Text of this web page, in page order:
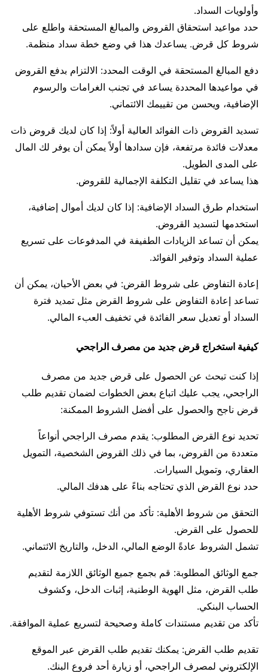
وأولويات السداد.
حدد مواعيد استحقاق القروض والمبالغ المستحقة واطلع على
شروط كل قرض. يساعدك هذا في وضع خطة سداد منظمة.
دفع المبالغ المستحقة في الوقت المحدد: الالتزام بدفع القروض
في مواعيدها المحددة يساعد في تجنب الغرامات والرسوم
الإضافية، ويحسن من تقييمك الائتماني.
تسديد القروض ذات الفوائد العالية أولاً: إذا كان لديك قروض ذات
معدلات فائدة مرتفعة، فإن سدادها أولاً يمكن أن يوفر لك المال
على المدى الطويل.
هذا يساعد في تقليل التكلفة الإجمالية للقروض.
استخدام طرق السداد الإضافية: إذا كان لديك أموال إضافية،
استخدمها لتسديد القروض.
يمكن أن تساعد الزيادات الطفيفة في المدفوعات على تسريع
عملية السداد وتوفير الفوائد.
إعادة التفاوض على شروط القرض: في بعض الأحيان، يمكن أن
تساعد إعادة التفاوض على شروط القرض مثل تمديد فترة
السداد أو تعديل سعر الفائدة في تخفيف العبء المالي.
كيفية استخراج قرض جديد من مصرف الراجحي
إذا كنت تبحث عن الحصول على قرض جديد من مصرف
الراجحي، يجب عليك اتباع بعض الخطوات لضمان تقديم طلب
قرض ناجح والحصول على أفضل الشروط الممكنة:
تحديد نوع القرض المطلوب: يقدم مصرف الراجحي أنواعاً
متعددة من القروض، بما في ذلك القروض الشخصية، التمويل
العقاري، وتمويل السيارات.
حدد نوع القرض الذي تحتاجه بناءً على هدفك المالي.
التحقق من شروط الأهلية: تأكد من أنك تستوفي شروط الأهلية
للحصول على القرض.
تشمل الشروط عادةً الوضع المالي، الدخل، والتاريخ الائتماني.
جمع الوثائق المطلوبة: قم بجمع جميع الوثائق اللازمة لتقديم
طلب القرض، مثل الهوية الوطنية، إثبات الدخل، وكشوف
الحساب البنكي.
تأكد من تقديم مستندات كاملة وصحيحة لتسريع عملية الموافقة.
تقديم طلب القرض: يمكنك تقديم طلب القرض عبر الموقع
الإلكتروني لمصرف الراجحي، أو زيارة أحد فروع البنك.